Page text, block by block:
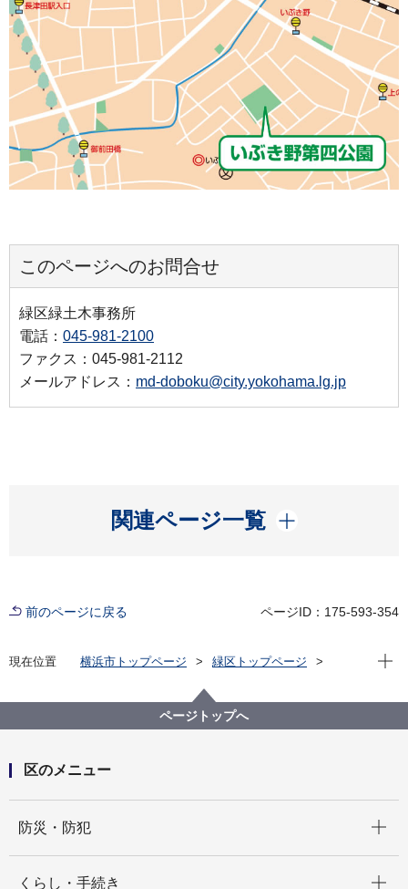
このページへのお問合せ
緑区緑土木事務所
電話： 045-981-2100
ファクス：045-981-2112
メールアドレス： md-doboku@city.yokohama.lg.jp
関連ページ一覧
開く
前のページに戻る ページID：175-593-354
現在位置 横浜市トップページ
緑区トップページ
緑土木事務所
緑区の身近な公園(地域別・50音順)
現在
ページトップへ
区のメニュー
防災・防犯
くらし・手続き